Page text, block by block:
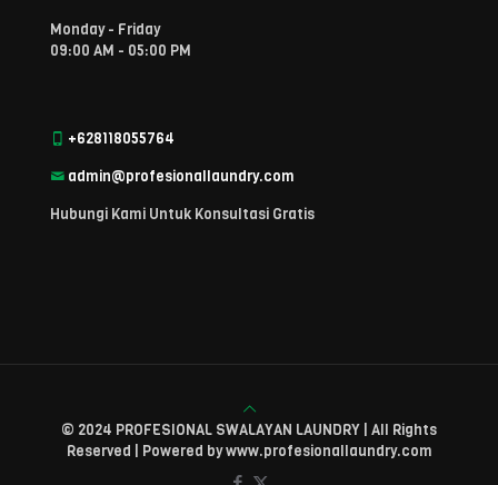
Monday - Friday
09:00 AM - 05:00 PM
+628118055764
admin@profesionallaundry.com
Hubungi Kami Untuk Konsultasi Gratis
© 2024 PROFESIONAL SWALAYAN LAUNDRY | All Rights
Reserved | Powered by www.profesionallaundry.com